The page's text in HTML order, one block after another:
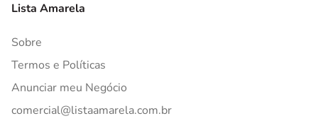
Lista Amarela
Sobre
Termos e Políticas
Anunciar meu Negócio
comercial@listaamarela.com.br